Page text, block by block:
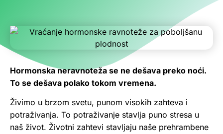
Hormonska neravnoteža se ne dešava preko noći.
To se dešava polako tokom vremena.
Živimo u brzom svetu, punom visokih zahteva i
potraživanja. To potraživanje stavlja puno stresa u
naš život. Životni zahtevi stavljaju naše prehrambene